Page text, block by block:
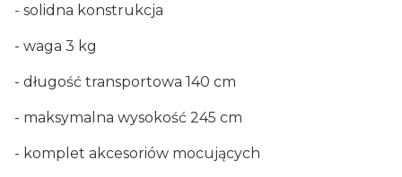
- solidna konstrukcja
- waga 3 kg
- długość transportowa 140 cm
- maksymalna wysokość 245 cm
- komplet akcesoriów mocujących